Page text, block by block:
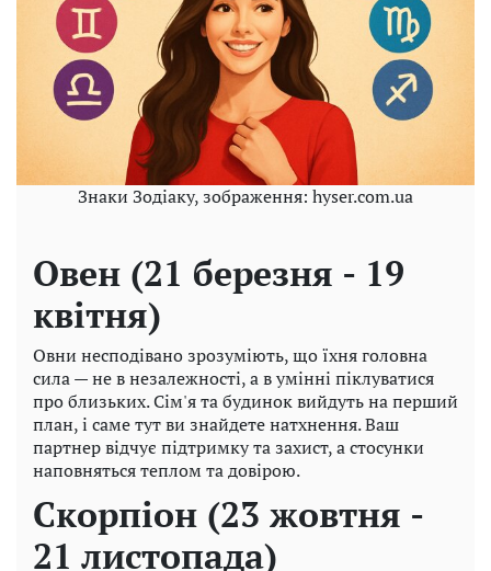
Знаки Зодіаку, зображення: hyser.com.ua
Овен (21 березня - 19
квітня)
Овни несподівано зрозуміють, що їхня головна
сила — не в незалежності, а в умінні піклуватися
про близьких. Сім'я та будинок вийдуть на перший
план, і саме тут ви знайдете натхнення. Ваш
партнер відчує підтримку та захист, а стосунки
наповняться теплом та довірою.
Скорпіон (23 жовтня -
21 листопада)